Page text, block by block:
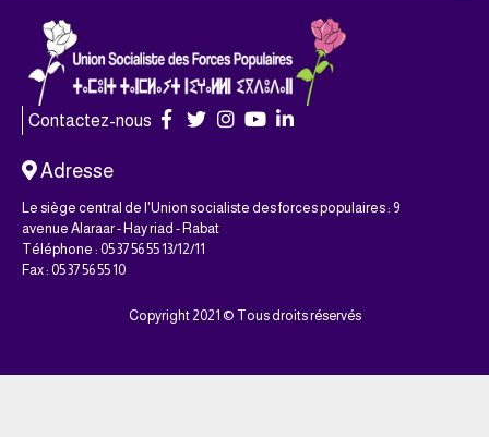
Contactez-nous
Adresse
Le siège central de l'Union socialiste des forces populaires : 9
avenue Alaraar - Hay riad - Rabat
Téléphone : 05 37 56 55 13/12/11
Fax : 05 37 56 55 10
Copyright 2021 © Tous droits réservés